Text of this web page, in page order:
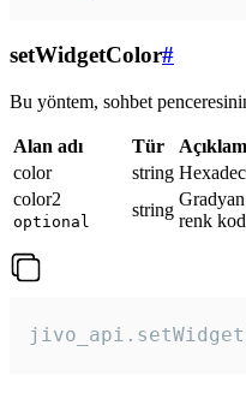
setWidgetColor#
Bu yöntem, sohbet
Alan adı Tür
color
string
color2
optional
string
renk